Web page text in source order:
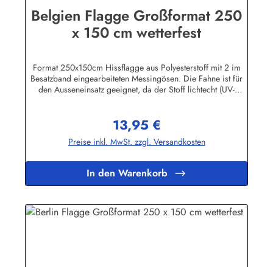
Belgien Flagge Großformat 250
x 150 cm wetterfest
Format 250x150cm Hissflagge aus Polyesterstoff mit 2 im
Besatzband eingearbeiteten Messingösen. Die Fahne ist für
den Ausseneinsatz geeignet, da der Stoff lichtecht (UV-
Wir führen eine große Auswahl an Länder- und
Sonderflaggen, XXL-Flaggen, Bootsflaggen und
Tischflaggen.Herstellerinformationen:Fahnen-Shop - Axel
Regulärer Preis:
13,95 €
Preise inkl. MwSt. zzgl. Versandkosten
In den Warenkorb